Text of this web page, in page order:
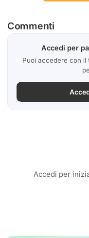
Commenti
Accedi per
Puoi accedere con il
Accedi per